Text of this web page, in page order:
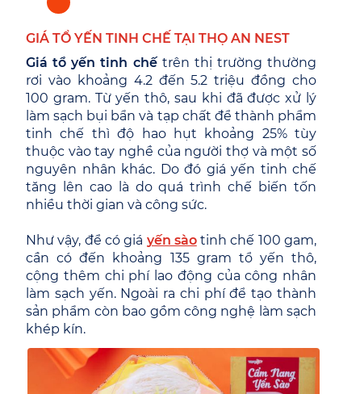
Giá tổ yến tinh chếtrên thị trường thường
rơi vào khoảng 4.2 đến 5.2 triệu đồng cho
100 gram. Từ yến thô, sau khi đã được xử lý
làm sạch bụi bẩn và tạp chất để thành phẩm
tinh chế thì độ hao hụt khoảng 25% tùy
thuộc vào tay nghề của người thợ và một số
nguyên nhân khác. Do đó giá yến tinh chế
tăng lên cao là do quá trình chế biến tốn
nhiều thời gian và công sức.
Như vậy, để có giá yến sàotinh chế 100 gam,
cần có đến khoảng 135 gram tổ yến thô,
cộng thêm chi phí lao động của công nhân
làm sạch yến. Ngoài ra chi phí để tạo thành
sản phẩm còn bao gồm công nghệ làm sạch
khép kín.
GIÁ TỔ YẾN TINH CHẾ TẠI THỌ AN NEST